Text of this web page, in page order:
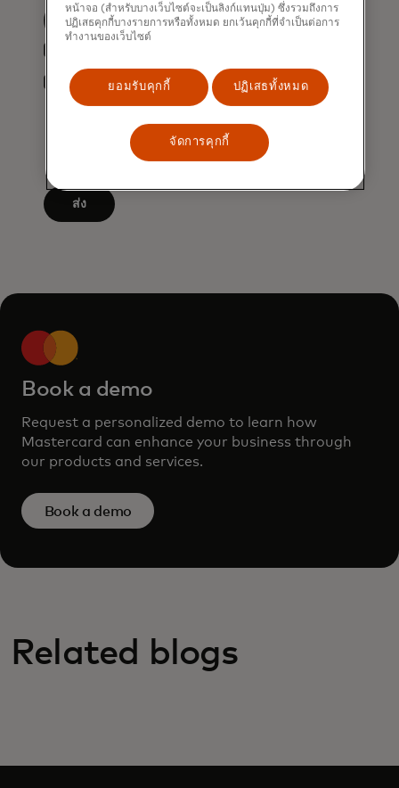
Filtering
will
be
applied
characters.
marketing materials from Mastercard.
*
By clicking the button below, I confirm
. You acknowledge that your
personal data will be processed by
Mastercard as described in the
ส่ง
Book a demo
Request a personalized demo to learn how
Mastercard can enhance your business through
our products and services.
Book a demo
Related blogs
หน้าจอ (สำหรับบางเว็บไซต์จะเป็นลิงก์แทนปุ่ม) ซึ่งรวมถึงการ
ปฏิเสธคุกกี้บางรายการหรือทั้งหมด ยกเว้นคุกกี้ที่จำเป็นต่อการ
ทำงานของเว็บไซต์
ยอมรับคุกกี้ ปฏิเสธทั้งหมด
จัดการคุกกี้